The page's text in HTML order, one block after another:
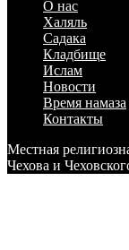
О нас
Халяль
Садака
Кладбище
Ислам
Новости
Время намаза
Контакты
Местная
Чехова и